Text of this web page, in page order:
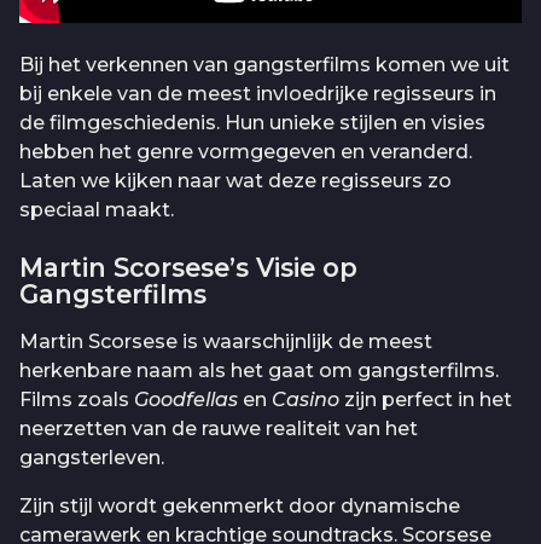
Bij het verkennen van gangsterfilms komen we uit
bij enkele van de meest invloedrijke regisseurs in
de filmgeschiedenis. Hun unieke stijlen en visies
hebben het genre vormgegeven en veranderd.
Laten we kijken naar wat deze regisseurs zo
speciaal maakt.
Martin Scorsese’s Visie op
Gangsterfilms
Martin Scorsese is waarschijnlijk de meest
herkenbare naam als het gaat om gangsterfilms.
Films zoals Goodfellas en Casino zijn perfect in het
neerzetten van de rauwe realiteit van het
gangsterleven.
Zijn stijl wordt gekenmerkt door dynamische
camerawerk en krachtige soundtracks. Scorsese